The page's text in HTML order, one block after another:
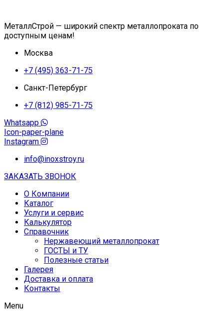
МеталлСтрой — широкий спектр металлопроката по
доступным ценам!
Москва
+7 (495) 363-71-75
Санкт-Петербург
+7 (812) 985-71-75
Whatsapp
Icon-paper-plane
Instagram
info@inoxstroy.ru
ЗАКАЗАТЬ ЗВОНОК
О Компании
Каталог
Услуги и сервис
Калькулятор
Справочник
Нержавеющий металлопрокат
ГОСТЫ и ТУ
Полезные статьи
Галерея
Доставка и оплата
Контакты
Menu